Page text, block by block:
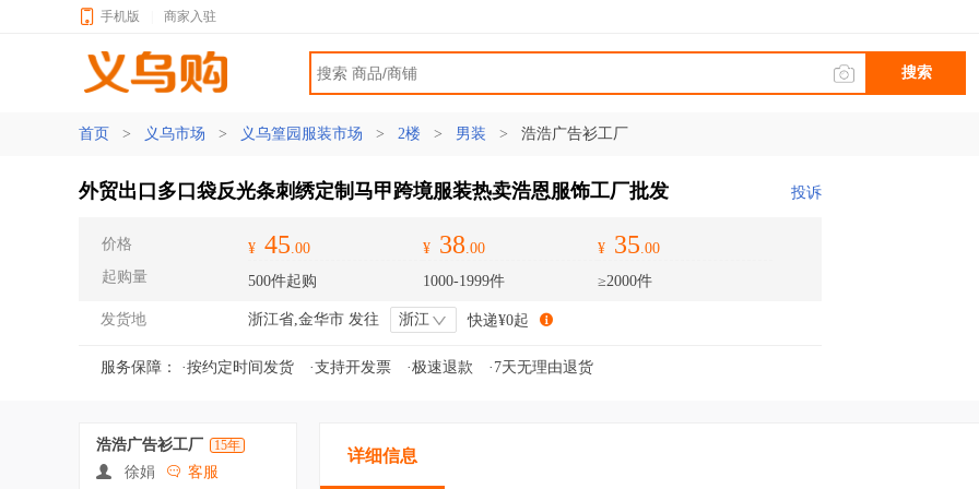
手机版 商家入驻
搜索
首页 > 义乌市场 > 义乌篁园服装市场 > 2楼 > 男装 > 浩浩广告衫工厂
外贸出口多口袋反光条刺绣定制马甲跨境服装热卖浩恩服饰工厂批发 投诉
价格
起购量
¥ 45.00
500件起购
¥ 38.00
1000-1999件
¥ 35.00
≥2000件
发货地 浙江省,金华市 发往 浙江 快递¥0起
服务保障： ·按约定时间发货 ·支持开发票 ·极速退款 ·7天无理由退货
浩浩广告衫工厂 15年
徐娟 客服
详细信息